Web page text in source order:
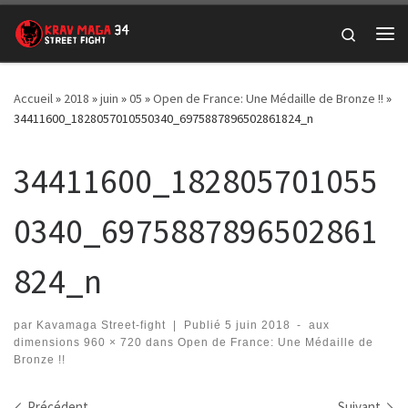
Passer au contenu
Search
Accueil» 2018 »juin »05 »Open de France: Une Médaille de Bronze !! »
34411600_1828057010550340_6975887896502861824_n
34411600_182805701055
0340_6975887896502861
824_n
par Kavamaga Street-fight | Publié 5 juin 2018 -
aux
dimensions 960 × 720 dans Open de France: Une Médaille de
Bronze !!